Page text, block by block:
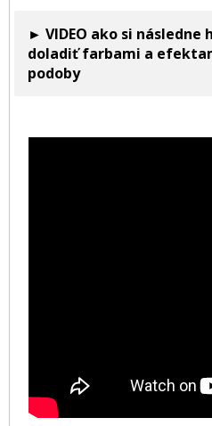
► VIDEO ako si následne
doladiť farbami a
podoby